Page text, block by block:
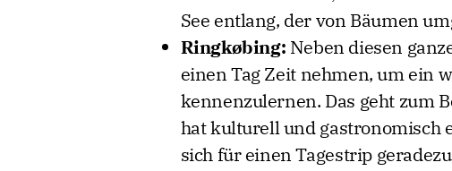
See entlang, der von Bäumen
Ringkøbing: Neben diesen
einen Tag Zeit nehmen, um ein
kennenzulernen. Das geht zum
hat kulturell und gastronomisch
sich für einen Tagestrip